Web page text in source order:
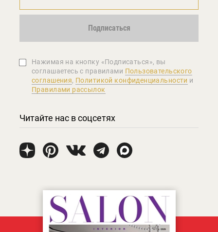
Подписаться
Нажимая на кнопку «Подписаться», вы
соглашаетеcь с правилами Пользовательского
соглашения, Политикой конфиденциальности и
Правилами рассылок
Читайте нас в соцсетях